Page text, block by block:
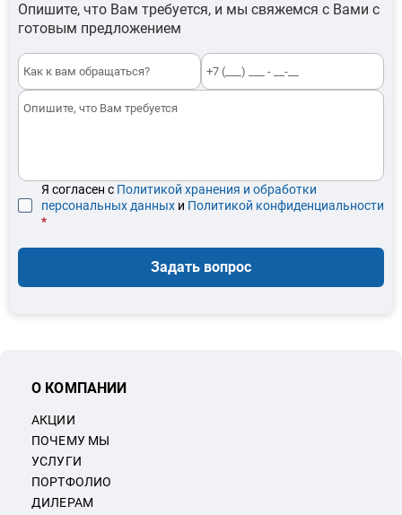
Опишите, что Вам требуется, и мы свяжемся с Вами с
готовым предложением
Я согласен с Политикой хранения и обработки
персональных данных и Политикой конфиденциальности
*
Задать вопрос
О КОМПАНИИ
АКЦИИ
ПОЧЕМУ МЫ
УСЛУГИ
ПОРТФОЛИО
ДИЛЕРАМ